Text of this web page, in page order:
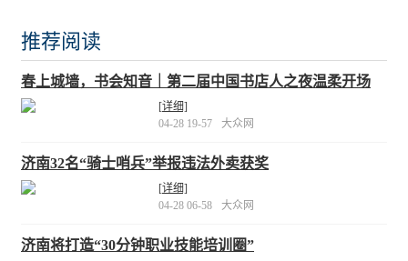
推荐阅读
春上城墙，书会知音｜第二届中国书店人之夜温柔开场
[详细]
04-28 19-57
大众网
济南32名“骑士哨兵”举报违法外卖获奖
[详细]
04-28 06-58
大众网
济南将打造“30分钟职业技能培训圈”